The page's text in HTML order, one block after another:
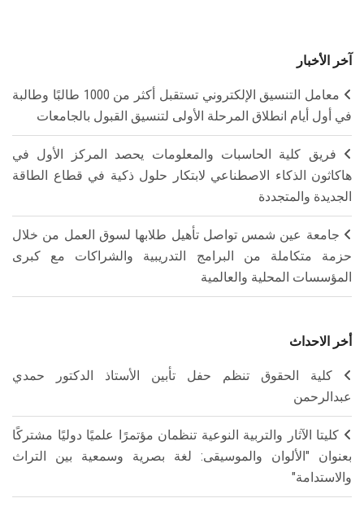
آخر الأخبار
معامل التنسيق الإلكتروني تستقبل أكثر من 1000 طالبًا وطالبة
في أول أيام انطلاق المرحلة الأولى لتنسيق القبول بالجامعات
فريق كلية الحاسبات والمعلومات يحصد المركز الأول في
هاكاثون الذكاء الاصطناعي لابتكار حلول ذكية في قطاع الطاقة
الجديدة والمتجددة
جامعة عين شمس تواصل تأهيل طلابها لسوق العمل من خلال
حزمة متكاملة من البرامج التدريبية والشراكات مع كبرى
المؤسسات المحلية والعالمية
أخر الاحداث
كلية الحقوق تنظم حفل تأبين الأستاذ الدكتور حمدي
عبدالرحمن
كليتا الآثار والتربية النوعية تنظمان مؤتمرًا علميًا دوليًا مشتركًا
بعنوان "الألوان والموسيقى: لغة بصرية وسمعية بين التراث
والاستدامة"